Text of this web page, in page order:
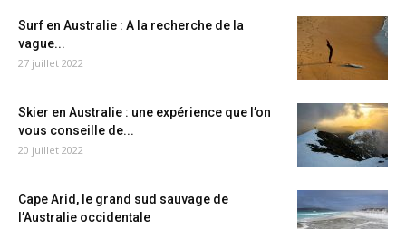
Surf en Australie : A la recherche de la
vague...
27 juillet 2022
Skier en Australie : une expérience que l’on
vous conseille de...
20 juillet 2022
Cape Arid, le grand sud sauvage de
l’Australie occidentale